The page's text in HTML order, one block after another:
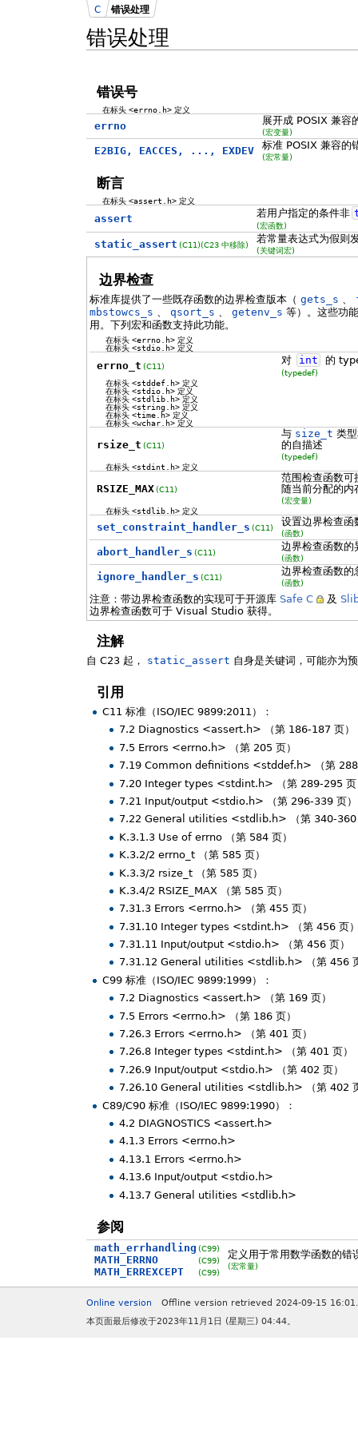
错误处理
C 错误处理
错误号
在标头<errno.h> 定义
errno 展开成 POSIX 兼容
(宏变量)
E2BIG, EACCES, ..., EXDEV 标准 POSIX 兼容的
(宏常量)
断言
在标头<assert.h> 定义
assert 若用户指定的条件非
(宏函数)
static_assert (C11)(C23 中移除) 若常量表达式为假则
(关键词宏)
边界检查
标准库提供了一些既存函数的边界检查版本（ gets_s
mbstowcs_s
qsort_s getenv_s 等）。这些功
用。下列宏和函数支持此功能。
在标头<errno.h> 定义
在标头<stdio.h> 定义
errno_t (C11) 对 int 的
(typedef)
在标头<stddef.h> 定义
在标头<stdio.h> 定义
在标头<stdlib.h> 定义
在标头<string.h> 定义
在标头<time.h> 定义
在标头<wchar.h> 定义
rsize_t (C11)
与 size_t 类
的自描述
(typedef)
在标头<stdint.h> 定义
RSIZE_MAX(C11)
范围检查函数可
随当前分配的内
(宏变量)
在标头<stdlib.h> 定义
set_constraint_handler_s (C11) 设置边界检查函
(函数)
abort_handler_s (C11) 边界检查函数的
(函数)
ignore_handler_s (C11) 边界检查函数的
(函数)
注意：带边界检查函数的实现可于开源库 Safe C 及
边界检查函数可于 Visual Studio 获得。
注解
自 C23 起， static_assert 自身是关键词，可能亦为
引用
C11 标准（ISO/IEC 9899:2011）：
7.2 Diagnostics <assert.h> （第 186-187 页）
7.5 Errors <errno.h> （第 205 页）
7.19 Common definitions <stddef.h> （第 288
7.20 Integer types <stdint.h> （第 289-295 页
7.21 Input/output <stdio.h> （第 296-339 页）
7.22 General utilities <stdlib.h> （第 340-360
K.3.1.3 Use of errno （第 584 页）
K.3.2/2 errno_t （第 585 页）
K.3.3/2 rsize_t （第 585 页）
K.3.4/2 RSIZE_MAX （第 585 页）
7.31.3 Errors <errno.h> （第 455 页）
7.31.10 Integer types <stdint.h> （第 456 页
7.31.11 Input/output <stdio.h> （第 456 页）
7.31.12 General utilities <stdlib.h> （第 456
C99 标准（ISO/IEC 9899:1999）：
7.2 Diagnostics <assert.h> （第 169 页）
7.5 Errors <errno.h> （第 186 页）
7.26.3 Errors <errno.h> （第 401 页）
7.26.8 Integer types <stdint.h> （第 401 页）
7.26.9 Input/output <stdio.h> （第 402 页）
7.26.10 General utilities <stdlib.h> （第 402
C89/C90 标准（ISO/IEC 9899:1990）：
4.2 DIAGNOSTICS <assert.h>
4.1.3 Errors <errno.h>
4.13.1 Errors <errno.h>
4.13.6 Input/output <stdio.h>
4.13.7 General utilities <stdlib.h>
参阅
math_errhandling
MATH_ERRNO
MATH_ERREXCEPT
(C99)
(C99)
(C99)
定义用于常用数学函数的错
(宏常量)
Online version
Offline version retrieved 2024-09-15 16:01.
本页面最后修改于2023年11月1日 (星期三) 04:44。